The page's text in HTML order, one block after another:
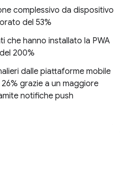
complessivo da dispositivo
del 53%
che hanno installato la PWA
200%
dalle piattaforme mobile
grazie a un maggiore
notifiche push